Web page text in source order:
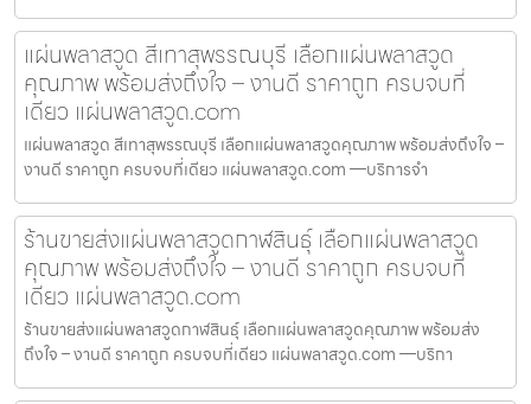
แผ่นพลาสวูด สีเทาสุพรรณบุรี เลือกแผ่นพลาสวูด
คุณภาพ พร้อมส่งถึงใจ – งานดี ราคาถูก ครบจบที่
เดียว แผ่นพลาสวูด.com
แผ่นพลาสวูด สีเทาสุพรรณบุรี เลือกแผ่นพลาสวูดคุณภาพ พร้อมส่งถึงใจ –
งานดี ราคาถูก ครบจบที่เดียว แผ่นพลาสวูด.com —บริการจำ
ร้านขายส่งแผ่นพลาสวูดกาฬสินธุ์ เลือกแผ่นพลาสวูด
คุณภาพ พร้อมส่งถึงใจ – งานดี ราคาถูก ครบจบที่
เดียว แผ่นพลาสวูด.com
ร้านขายส่งแผ่นพลาสวูดกาฬสินธุ์ เลือกแผ่นพลาสวูดคุณภาพ พร้อมส่ง
ถึงใจ – งานดี ราคาถูก ครบจบที่เดียว แผ่นพลาสวูด.com —บริกา